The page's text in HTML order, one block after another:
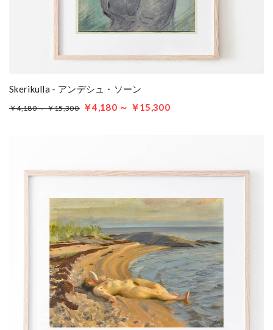
Skerikulla - アンデシュ・ソーン
￥4,180 ～ ￥15,300 ￥4,180 ～ ￥15,300